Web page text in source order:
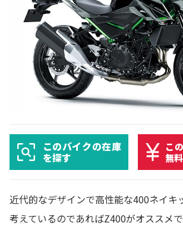
このバイクの在庫
を探す
こ
無
近代的なデザインで高性能な400ネイキ
考えているのであればZ400がオススメで